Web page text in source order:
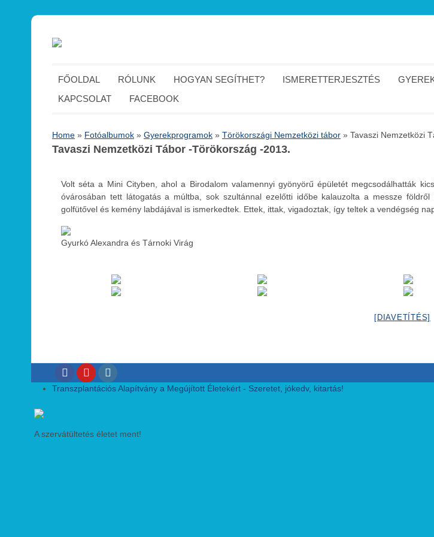
FŐOLDAL RÓLUNK HOGYAN SEGÍTHET? ISMERETTERJESZTÉS
KAPCSOLAT
FACEBOOK
Home » Fotóalbumok » Gyerekprogramok » Törökországi Nemzetközi tábor » Tavaszi Nemzetközi
Tavaszi Nemzetközi Tábor -Törökország -2013.
Volt séta a Mini Cityben, ahol a Birodalom valamennyi gyönyörű épületét megcsodálhatták
óvárosában tett látogatás a múltba, sok szultánnal ezelőtti időbe kalauzolta a messze
golfütővel és kemény labdájával is ismerkedtek. Ettek, ittak, vigadoztak, így teltek a vendégség
Gyurkó Alexandra és Tárnoki Virág
[DIAVETÍTÉS]
Transzplantációs Alapítvány a Megújított Életekért - Szeretet, jókedv, kitartás!
A szervátültetés életet ment!